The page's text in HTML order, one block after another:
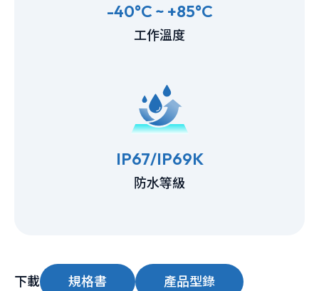
-40°C ~ +85°C
工作溫度
IP67/IP69K
防水等級
下載 規格書 產品型錄